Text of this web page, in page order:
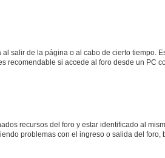
salir de la página o al cabo de cierto tiempo.
si accede al foro desde un PC
recursos del foro y estar identificado al
problemas con el ingreso o salida del